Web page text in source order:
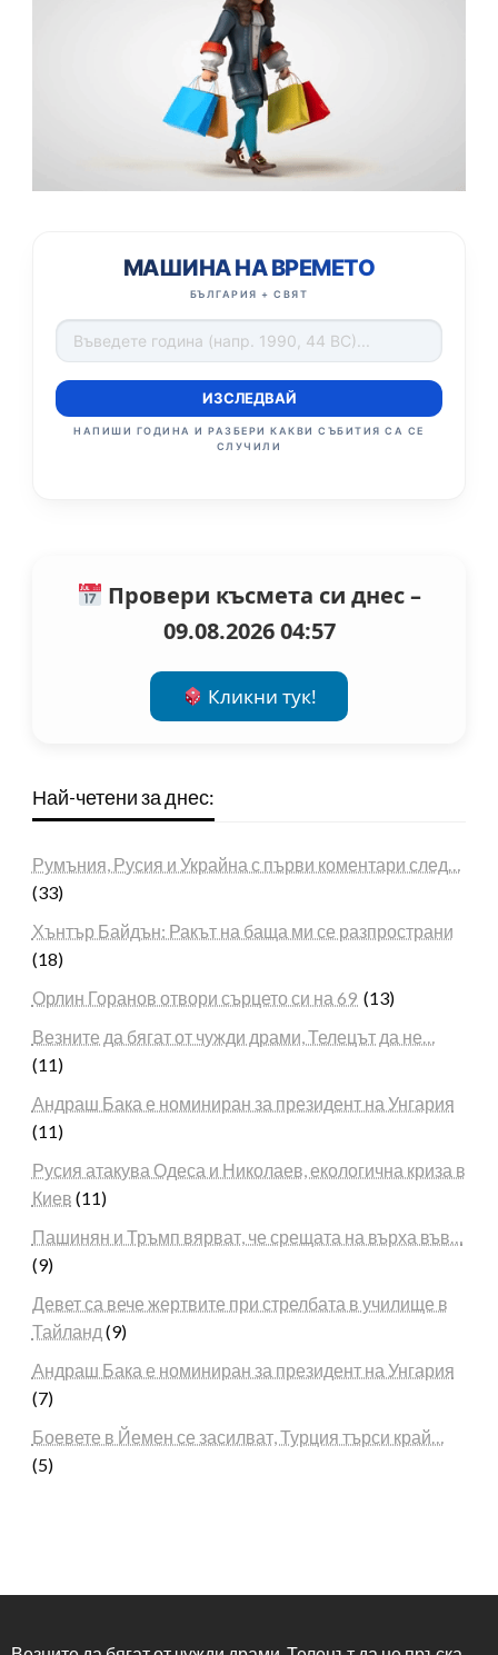
МАШИНА НА ВРЕМЕТО
БЪЛГАРИЯ + СВЯТ
ИЗСЛЕДВАЙ
НАПИШИ ГОДИНА И РАЗБЕРИ КАКВИ СЪБИТИЯ СА СЕ
СЛУЧИЛИ
Провери късмета си днес –
09.08.2026 04:57
Кликни тук!
Най-четени за днес:
Румъния, Русия и Украйна с първи коментари след…
(33)
Хънтър Байдън: Ракът на баща ми се разпространи
(18)
Орлин Горанов отвори сърцето си на 69 (13)
Везните да бягат от чужди драми, Телецът да не…
(11)
Андраш Бака е номиниран за президент на Унгария
(11)
Русия атакува Одеса и Николаев, екологична криза в
Киев (11)
Пашинян и Тръмп вярват, че срещата на върха във…
(9)
Девет са вече жертвите при стрелбата в училище в
Тайланд (9)
Андраш Бака е номиниран за президент на Унгария
(7)
Боевете в Йемен се засилват, Турция търси край…
(5)